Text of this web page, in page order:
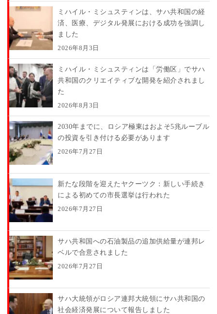
ミハイル・ミシュスティンは、サハ共和国の経
済、医療、デジタル発展における成功を強調し
ました
2026年8月3日
ミハイル・ミシュスティンは「労働区」でサハ
共和国のクリエイティブな開発を紹介されまし
た
2026年8月3日
2030年までに、ロシア極東はおよそ5兆ルーブル
の投資を引き付ける必要があります
2026年7月27日
新たな段階を迎えたヤクーツク：新しい手続き
による初めての市長選挙は行われた
2026年7月27日
サハ共和国への石油製品の追加供給量が連邦レ
ベルで合意されました
2026年7月27日
サハ大統領がロシア連邦大統領にサハ共和国の
社会経済発展について報告しました